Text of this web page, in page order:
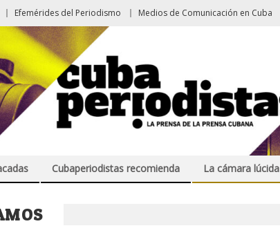
Efemérides del Periodismo Medios de Comunicación en Cuba
Cubaperiodistas recomienda La cámara lúcida